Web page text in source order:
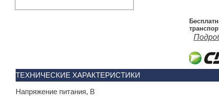
ТЕХНИЧЕСКИЕ ХАРАКТЕРИСТИКИ
Напряжение питания, В